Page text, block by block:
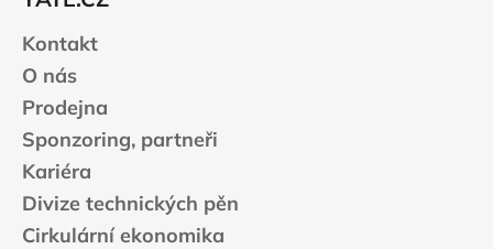
Kontakt
O nás
Prodejna
Sponzoring, partneři
Kariéra
Divize technických pěn
Cirkulární ekonomika